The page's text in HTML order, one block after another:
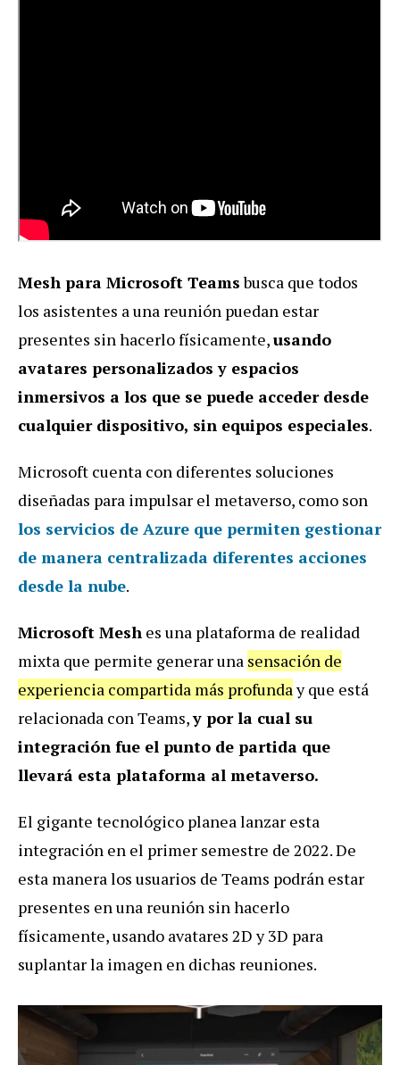
Mesh para Microsoft Teamsbusca que todos
los asistentes a una reunión puedan estar
presentes sin hacerlo físicamente,usando
avatares personalizados y espacios
inmersivos a los que se puede acceder desde
cualquier dispositivo, sin equipos especiales.
Microsoft cuenta con diferentes soluciones
diseñadas para impulsar el metaverso, como son
los servicios de Azure que permiten gestionar
de manera centralizada diferentes acciones
desde la nube.
Microsoft Mesh es una plataforma de realidad
mixta que permite generar una sensación de
experiencia compartida más profunday que está
relacionada con Teams,y por la cual su
integración fue el punto de partida que
llevará esta plataforma al metaverso.
El gigante tecnológico planea lanzar esta
integración en el primer semestre de 2022. De
esta manera los usuarios de Teams podrán estar
presentes en una reunión sin hacerlo
físicamente, usando avatares 2D y 3D para
suplantar la imagen en dichas reuniones.